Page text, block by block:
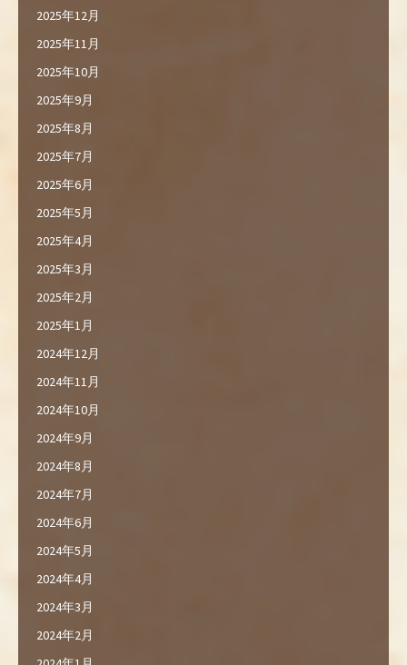
2025年12月
2025年11月
2025年10月
2025年9月
2025年8月
2025年7月
2025年6月
2025年5月
2025年4月
2025年3月
2025年2月
2025年1月
2024年12月
2024年11月
2024年10月
2024年9月
2024年8月
2024年7月
2024年6月
2024年5月
2024年4月
2024年3月
2024年2月